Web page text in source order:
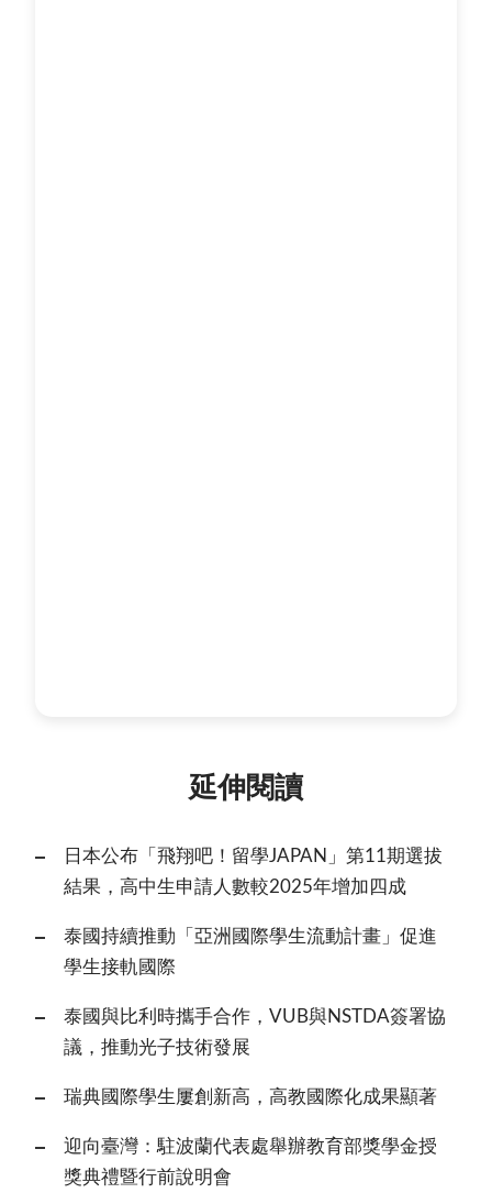
延伸閱讀
日本公布「飛翔吧！留學JAPAN」第11期選拔
結果，高中生申請人數較2025年增加四成
泰國持續推動「亞洲國際學生流動計畫」促進
學生接軌國際
泰國與比利時攜手合作，VUB與NSTDA簽署協
議，推動光子技術發展
瑞典國際學生屢創新高，高教國際化成果顯著
迎向臺灣：駐波蘭代表處舉辦教育部獎學金授
獎典禮暨行前說明會